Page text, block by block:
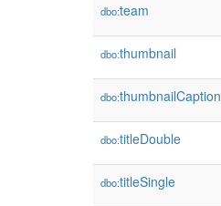
dbo:team
dbo:thumbnail
dbo:thumbnailCaption
dbo:titleDouble
dbo:titleSingle